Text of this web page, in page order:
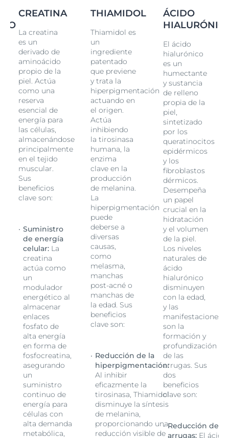
CREATINA
La creatina
es un
derivado de
aminoácido
propio de la
piel. Actúa
como una
reserva
esencial de
energía para
las células,
almacenándose
principalmente
en el tejido
muscular.
Sus
beneficios
clave son:
Suministro
de energía
celular:La
creatina
actúa como
un
modulador
energético al
almacenar
enlaces
fosfato de
alta energía
en forma de
fosfocreatina,
asegurando
un
suministro
continuo de
energía para
células con
alta demanda
metabólica,
THIAMIDOL
Thiamidol es
un
ingrediente
patentado
que previene
y trata la
hiperpigmentación
actuando en
el origen.
Actúa
inhibiendo
la tirosinasa
humana, la
enzima
clave en la
producción
de melanina.
La
hiperpigmentación
puede
deberse a
diversas
causas,
como
melasma,
manchas
post-acné o
manchas de
la edad. Sus
beneficios
clave son:
Reducción de la
hiperpigmentación:
Al inhibir
eficazmente la
tirosinasa, Thiamidol
disminuye la síntesis
de melanina,
proporcionando una
reducción visible de
ÁCIDO
El ácido
hialurónico
es un
humectante
y sustancia
de relleno
propia de la
piel,
sintetizado
por los
queratinocitos
epidérmicos
y los
fibroblastos
dérmicos.
Desempeña
un papel
crucial en la
hidratación
y el volumen
de la piel.
Los niveles
naturales de
ácido
hialurónico
disminuyen
con la edad,
y las
manifestaciones
son la
formación y
profundización
de las
arrugas. Sus
dos
beneficios
clave son:
Reducción de
arrugas:El ácido